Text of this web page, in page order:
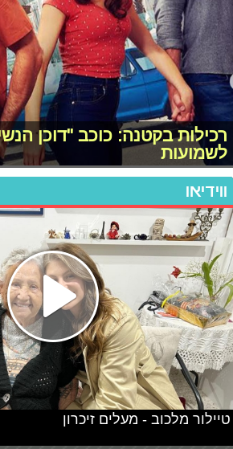
רכילות בקטנה: כוכב "דוכן
לשמועות
ווידיאו
טיילור מלכוב - מעלים זיכרון